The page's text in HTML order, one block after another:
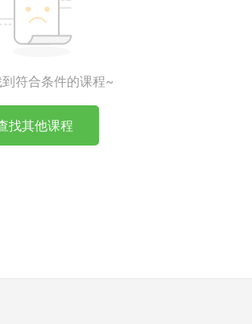
符合条件的课程~
找其他课程